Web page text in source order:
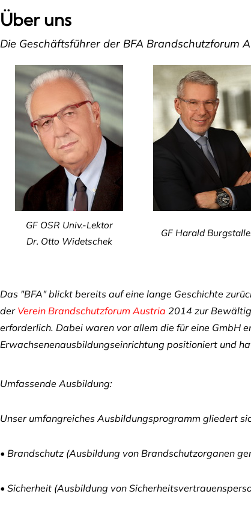
Über uns
Die Geschäftsführer der BFA Brandschutzforum
GF OSR Univ.-Lektor
Dr. Otto Widetschek
GF Harald
Das "BFA" blickt bereits auf eine lange Geschichte
der Verein Brandschutzforum Austria 2014 zur
erforderlich. Dabei waren vor allem die für eine GmbH
Erwachsenenausbildungseinrichtung positioniert und
Umfassende Ausbildung:
Unser umfangreiches Ausbildungsprogramm gliedert
• Brandschutz (Ausbildung von Brandschutzorganen
• Sicherheit (Ausbildung von